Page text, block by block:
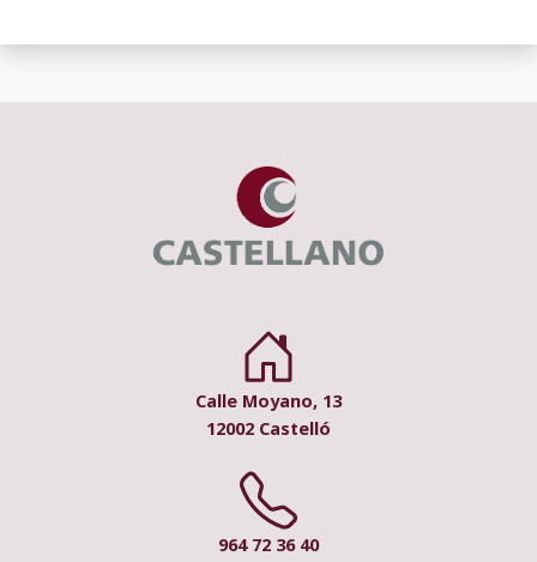
Calle Moyano, 13
12002 Castelló
964 72 36 40